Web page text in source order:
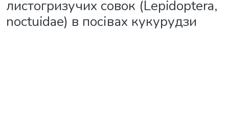
листогризучих совок (Lepidoptera,
noctuidae) в посівах кукурудзи